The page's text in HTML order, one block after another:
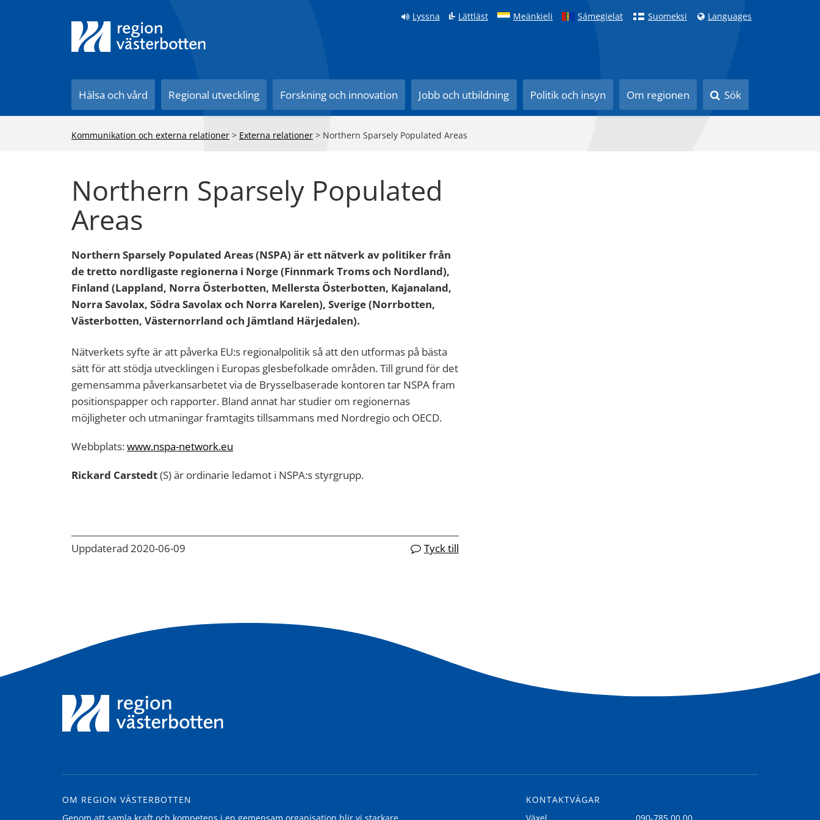
Lyssna Lättläst Meänkieli Sámegielat Suomeksi Languages
Hälsa och vård Regional utveckling Forskning och innovation Jobb och utbildning Politik och insyn Om regionen Sök
Kommunikation och externa relationer > Externa relationer > Northern Sparsely Populated Areas
Northern Sparsely Populated
Areas
Northern Sparsely Populated Areas (NSPA) är ett nätverk av politiker från
de tretto nordligaste regionerna i Norge (Finnmark Troms och Nordland),
Finland (Lappland, Norra Österbotten, Mellersta Österbotten, Kajanaland,
Norra Savolax, Södra Savolax och Norra Karelen), Sverige (Norrbotten,
Västerbotten, Västernorrland och Jämtland Härjedalen).
Nätverkets syfte är att påverka EU:s regionalpolitik så att den utformas på bästa
sätt för att stödja utvecklingen i Europas glesbefolkade områden. Till grund för det
gemensamma påverkansarbetet via de Brysselbaserade kontoren tar NSPA fram
positionspapper och rapporter. Bland annat har studier om regionernas
möjligheter och utmaningar framtagits tillsammans med Nordregio och OECD.
Webbplats:www.nspa-network.eu
Rickard Carstedt(S) är ordinarie ledamot i NSPA:s styrgrupp.
Uppdaterad 2020-06-09 Tyck till
OM REGION VÄSTERBOTTEN
KONTAKTVÄGAR